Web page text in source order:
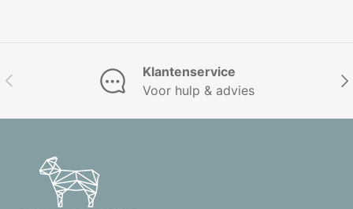
Vorige
Klantenservice
Voor hulp & advies